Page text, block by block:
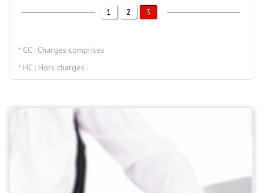
1 2 3
* CC : Charges comprises
* HC : Hors charges